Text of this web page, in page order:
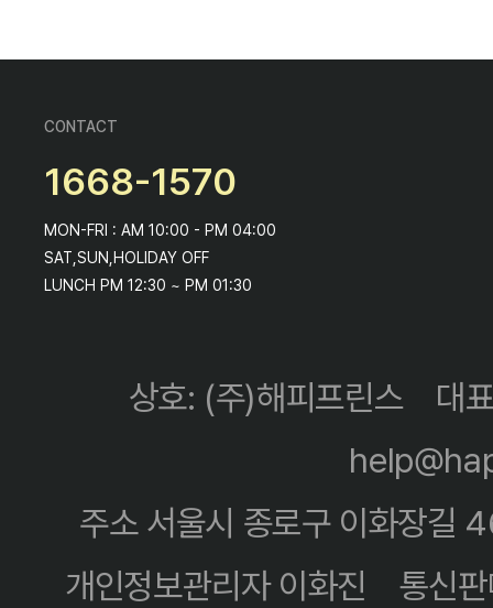
CONTACT
1668-1570
MON-FRI : AM 10:00 - PM 04:00
SAT,SUN,HOLIDAY OFF
LUNCH PM 12:30 ~ PM 01:30
상호: (주)해피프린스
대
주소 서울시 종로구 이화장길
개인정보관리자 이화진
통신